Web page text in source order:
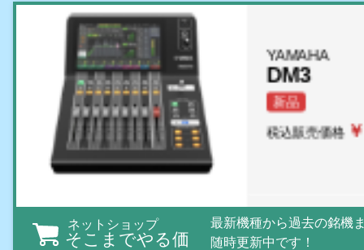
YAMAHA
DM3
新品
税込販売価格
ネットショップ
そこまでやる価
最新機種から過去の銘機
随時更新中です！